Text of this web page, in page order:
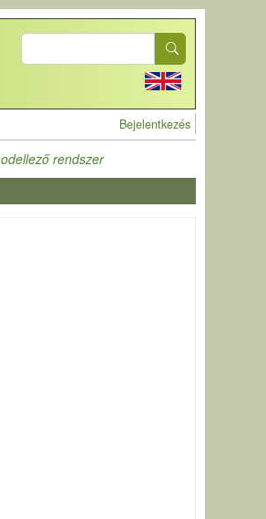
Search
User account
Bejelentkezés
rendszer